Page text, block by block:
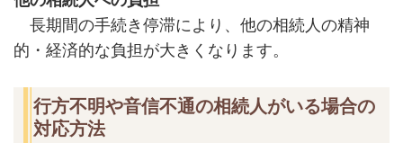
長期間の手続き停滞により、他の相続人の精神
的・経済的な負担が大きくなります。
行方不明や音信不通の相続人がいる場合の
対応方法